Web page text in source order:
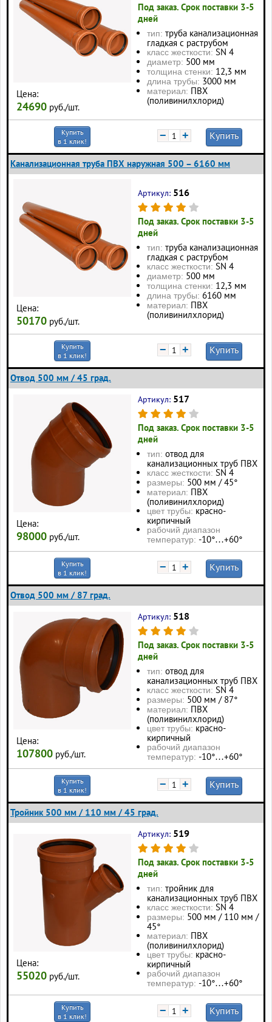
Цена:
24690 руб./шт.
Под заказ. Срок поставки 3-5
дней
тип: труба канализационная
гладкая с раструбом
класс жесткости: SN 4
диаметр: 500 мм
толщина стенки: 12,3 мм
длина трубы: 3000 мм
материал: ПВХ
(поливинилхлорид)
Купить
в 1 клик!
− + Купить
Канализационная труба ПВХ наружная 500 – 6160 мм
Цена:
50170 руб./шт.
Артикул: 516
Под заказ. Срок поставки 3-5
дней
тип: труба канализационная
гладкая с раструбом
класс жесткости: SN 4
диаметр: 500 мм
толщина стенки: 12,3 мм
длина трубы: 6160 мм
материал: ПВХ
(поливинилхлорид)
Купить
в 1 клик!
− + Купить
Отвод 500 мм / 45 град.
Цена:
98000 руб./шт.
Артикул: 517
Под заказ. Срок поставки 3-5
дней
тип: отвод для
канализационных труб ПВХ
класс жесткости: SN 4
размеры: 500 мм / 45°
материал: ПВХ
(поливинилхлорид)
цвет трубы: красно-
кирпичный
рабочий диапазон
температур: -10°…+60°
Купить
в 1 клик!
− + Купить
Отвод 500 мм / 87 град.
Цена:
107800 руб./шт.
Артикул: 518
Под заказ. Срок поставки 3-5
дней
тип: отвод для
канализационных труб ПВХ
класс жесткости: SN 4
размеры: 500 мм / 87°
материал: ПВХ
(поливинилхлорид)
цвет трубы: красно-
кирпичный
рабочий диапазон
температур: -10°…+60°
Купить
в 1 клик!
− + Купить
Тройник 500 мм / 110 мм / 45 град.
Цена:
55020 руб./шт.
Артикул: 519
Под заказ. Срок поставки 3-5
дней
тип: тройник для
канализационных труб ПВХ
класс жесткости: SN 4
размеры: 500 мм / 110 мм /
45°
материал: ПВХ
(поливинилхлорид)
цвет трубы: красно-
кирпичный
рабочий диапазон
температур: -10°…+60°
Купить
в 1 клик!
− + Купить